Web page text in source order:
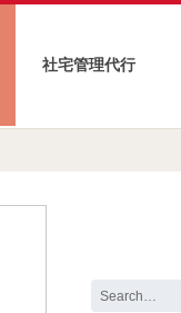
社宅管理代行